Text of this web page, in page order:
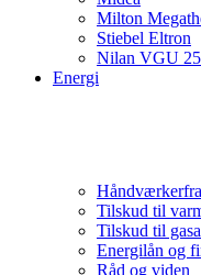
Milton
Stiebel Eltron
Nilan VGU
Energi
Tilskud til
Tilskud til
Energilån og
Råd og viden